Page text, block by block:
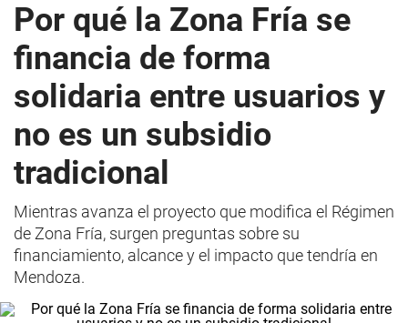
Por qué la Zona Fría se
financia de forma
solidaria entre usuarios y
no es un subsidio
tradicional
Mientras avanza el proyecto que modifica el Régimen
de Zona Fría, surgen preguntas sobre su
financiamiento, alcance y el impacto que tendría en
Mendoza.